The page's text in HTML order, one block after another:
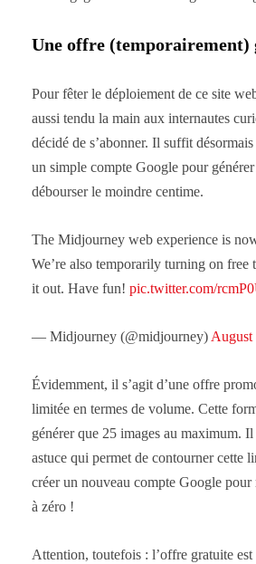
Une offre (temporairement)
Pour fêter le déploiement de ce site
aussi tendu la main aux internautes
décidé de s’abonner. Il suffit
un simple compte Google pour générer
débourser le moindre centime.
The Midjourney web experience is
We’re also temporarily turning on free
it out. Have fun! pic.twitter.com/
— Midjourney (@midjourney) August
Évidemment, il s’agit d’une offre
limitée en termes de volume. Cette
générer que 25 images au maximum.
astuce qui permet de contourner cette
créer un nouveau compte Google pour
à zéro !
Attention, toutefois : l’offre gratuite est